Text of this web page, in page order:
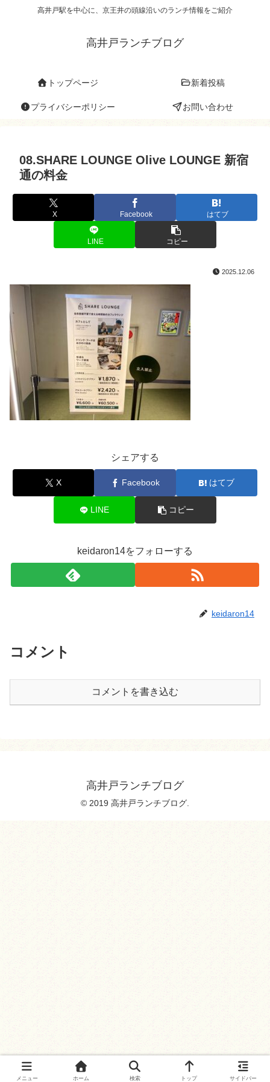
高井戸駅を中心に、京王井の頭線沿いのランチ情報をご紹介
高井戸ランチブログ
トップページ 新着投稿
プライバシーポリシー お問い合わせ
08.SHARE LOUNGE Olive LOUNGE 新宿
通の料金
X Facebook はてブ
LINE コピー
2025.12.06
シェアする
X Facebook はてブ
LINE コピー
keidaron14をフォローする
keidaron14
コメント
コメントを書き込む
高井戸ランチブログ
© 2019 高井戸ランチブログ.
メニュー ホーム 検索 トップ サイドバー